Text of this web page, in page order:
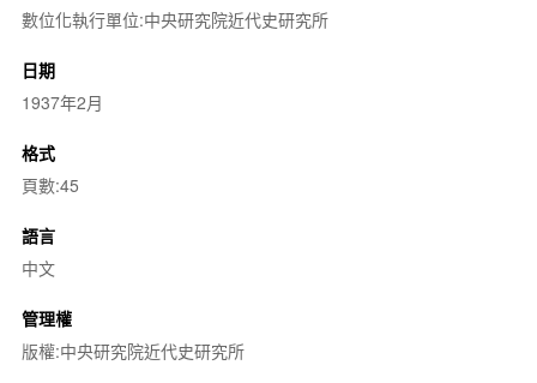
數位化執行單位:中央研究院近代史研究所
日期
1937年2月
格式
頁數:45
語言
中文
管理權
版權:中央研究院近代史研究所